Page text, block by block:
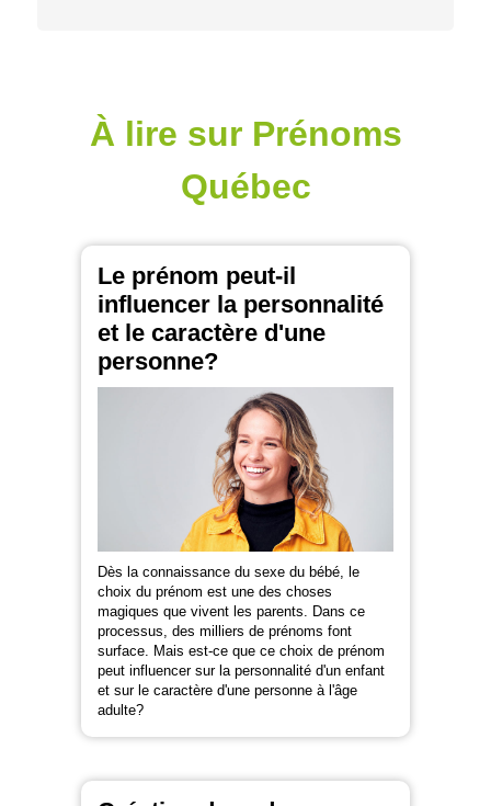
À lire sur Prénoms
Québec
Le prénom peut-il
influencer la personnalité
et le caractère d'une
personne?
Dès la connaissance du sexe du bébé, le
choix du prénom est une des choses
magiques que vivent les parents. Dans ce
processus, des milliers de prénoms font
surface. Mais est-ce que ce choix de prénom
peut influencer sur la personnalité d'un enfant
et sur le caractère d'une personne à l'âge
adulte?